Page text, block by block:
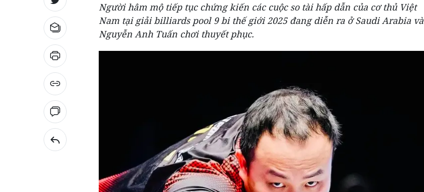
Người hâm mộ tiếp tục chứng kiến các cuộc so tài hấp dẫn của cơ thủ Việt
Nam tại giải billiards pool 9 bi thế giới 2025 đang diễn ra ở Saudi Arabia và
Nguyễn Anh Tuấn chơi thuyết phục.